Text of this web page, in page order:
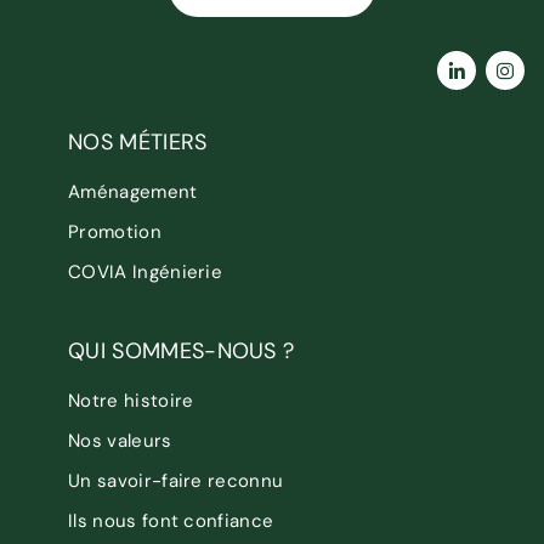
NOS MÉTIERS
Aménagement
Promotion
COVIA Ingénierie
QUI SOMMES-NOUS ?
Notre histoire
Nos valeurs
Un savoir-faire reconnu
Ils nous font confiance